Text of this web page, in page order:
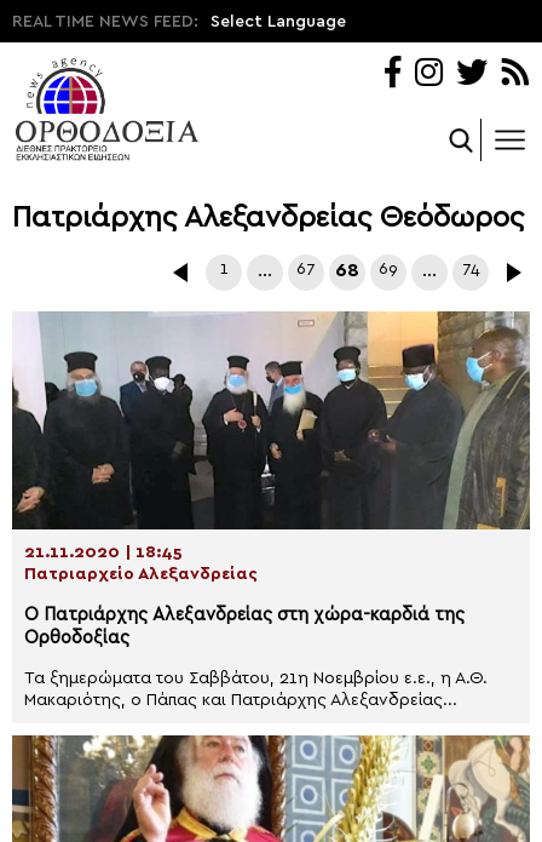
REAL TIME NEWS FEED: Select Language
Πατριάρχης Αλεξανδρείας Θεόδωρος
1 … 67 68 69 … 74
21.11.2020 | 18:45
Πατριαρχείο Αλεξανδρείας
Ο Πατριάρχης Αλεξανδρείας στη χώρα-καρδιά της
Ορθοδοξίας
Τα ξημερώματα του Σαββάτου, 21η Νοεμβρίου ε.ε., η Α.Θ.
Μακαριότης, ο Πάπας και Πατριάρχης Αλεξανδρείας...